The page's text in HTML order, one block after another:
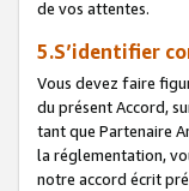
de vos attentes.
5.S’identifier
Vous devez faire
du présent Accord,
tant que Partenaire
la réglementation,
notre accord écrit